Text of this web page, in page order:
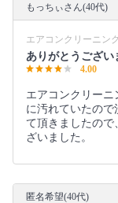
もっちぃさん(40代)
エアコンクリーニン
ありがとうござい
4.00
エアコンクリー
に汚れていたので
て頂きましたの
ざいました。
匿名希望(40代)